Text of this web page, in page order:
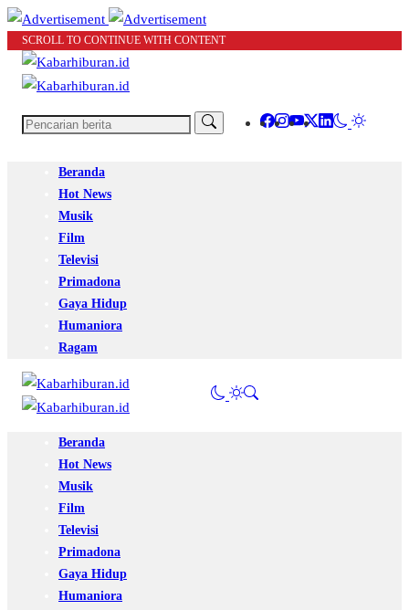
SCROLL TO CONTINUE WITH CONTENT
Beranda
Hot News
Musik
Film
Televisi
Primadona
Gaya Hidup
Humaniora
Ragam
Beranda
Hot News
Musik
Film
Televisi
Primadona
Gaya Hidup
Humaniora